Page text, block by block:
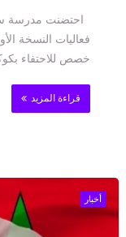
احتضنت مدرسة
فعاليات النسخة
خصص للاحتفاء
قراءة المزيد
أخبار